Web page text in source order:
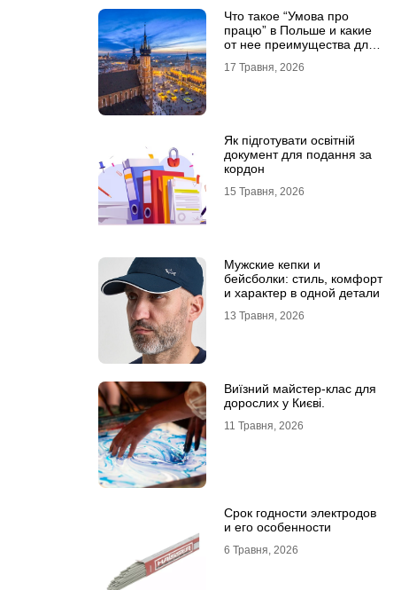
Что такое “Умова про
працю” в Польше и какие
от нее преимущества для
17 Травня, 2026
Як підготувати освітній
документ для подання за
кордон
15 Травня, 2026
Мужские кепки и
бейсболки: стиль, комфорт
и характер в одной детали
13 Травня, 2026
Виїзний майстер-клас для
дорослих у Києві.
11 Травня, 2026
Срок годности электродов
и его особенности
6 Травня, 2026